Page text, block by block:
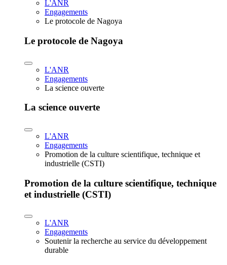
L'ANR
Engagements
Le protocole de Nagoya
Le protocole de Nagoya
L'ANR
Engagements
La science ouverte
La science ouverte
L'ANR
Engagements
Promotion de la culture scientifique, technique et
industrielle (CSTI)
Promotion de la culture scientifique, technique
et industrielle (CSTI)
L'ANR
Engagements
Soutenir la recherche au service du développement
durable